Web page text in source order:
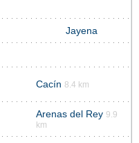
Jayena
Cacín 8.4 km
Arenas del Rey 9.9
km